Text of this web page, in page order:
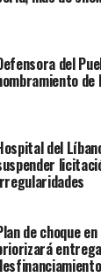
del
de
del
de choque